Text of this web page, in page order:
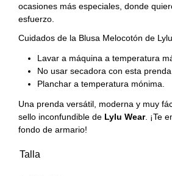
ocasiones más especiales, donde
esfuerzo.
Cuidados de la Blusa Melocotón de
Lavar a máquina a temperatura
No usar secadora con esta prenda.
Planchar a temperatura mónima.
Una prenda versátil, moderna y muy
sello inconfundible de Lylu Wear. ¡Te
fondo de armario!
Talla